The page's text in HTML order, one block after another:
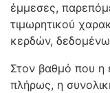
έμμεσες,
τιμωρητικού
κερδών,
Στον βαθμό που η
πλήρως, η